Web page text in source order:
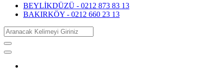
BEYLİKDÜZÜ - 0212 873 83 13
BAKIRKÖY - 0212 660 23 13